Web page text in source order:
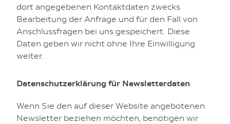
dort angegebenen Kontaktdaten zwecks
Bearbeitung der Anfrage und für den Fall von
Anschlussfragen bei uns gespeichert. Diese
Daten geben wir nicht ohne Ihre Einwilligung
weiter.
Datenschutzerklärung für Newsletterdaten
Wenn Sie den auf dieser Website angebotenen
Newsletter beziehen möchten, benötigen wir